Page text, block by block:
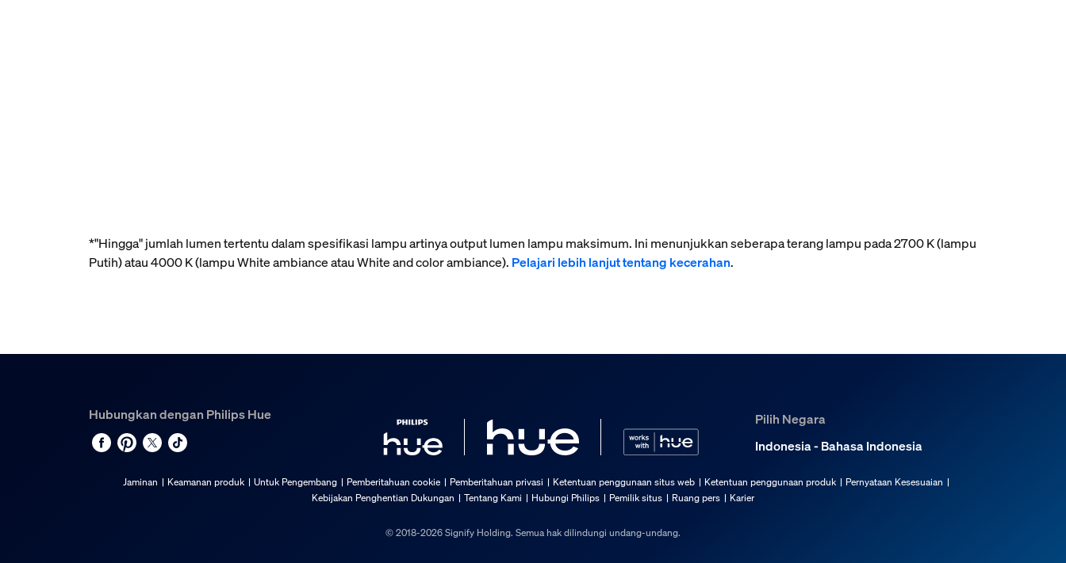
*"Hingga" jumlah lumen tertentu dalam spesifikasi lampu artinya output lumen lampu maksimum. Ini menunjukkan seberapa terang lampu pada 2700 K (lampu
Putih) atau 4000 K (lampu White ambiance atau White and color ambiance). Pelajari lebih lanjut tentang kecerahan.
Hubungkan dengan Philips Hue
Pilih Negara
Indonesia - Bahasa Indonesia
Jaminan Keamanan produk Untuk Pengembang Pemberitahuan cookie Pemberitahuan privasi Ketentuan penggunaan situs web Ketentuan penggunaan produk
Pernyataan Kesesuaian
Kebijakan Penghentian Dukungan
Tentang Kami Hubungi Philips Pemilik situs Ruang pers Karier
© 2018-2026 Signify Holding. Semua hak dilindungi undang-undang.